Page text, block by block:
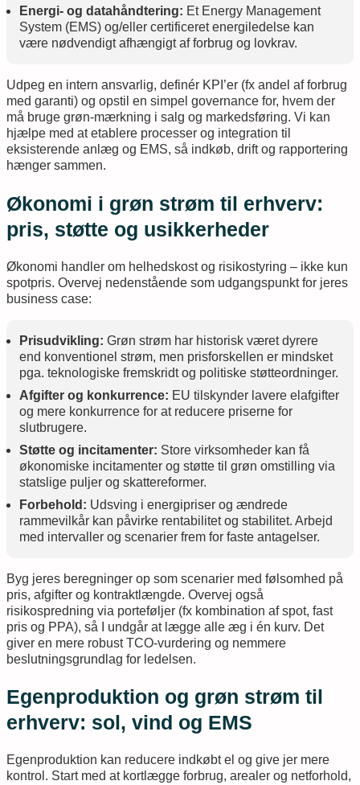
Energi- og datahåndtering: Et Energy Management
System (EMS) og/eller certificeret energiledelse kan
være nødvendigt afhængigt af forbrug og lovkrav.
Udpeg en intern ansvarlig, definér KPI’er (fx andel af forbrug
med garanti) og opstil en simpel governance for, hvem der
må bruge grøn-mærkning i salg og markedsføring. Vi kan
hjælpe med at etablere processer og integration til
eksisterende anlæg og EMS, så indkøb, drift og rapportering
hænger sammen.
Økonomi i grøn strøm til erhverv:
pris, støtte og usikkerheder
Økonomi handler om helhedskost og risikostyring – ikke kun
spotpris. Overvej nedenstående som udgangspunkt for jeres
business case:
Prisudvikling: Grøn strøm har historisk været dyrere
end konventionel strøm, men prisforskellen er mindsket
pga. teknologiske fremskridt og politiske støtteordninger.
Afgifter og konkurrence: EU tilskynder lavere elafgifter
og mere konkurrence for at reducere priserne for
slutbrugere.
Støtte og incitamenter: Store virksomheder kan få
økonomiske incitamenter og støtte til grøn omstilling via
statslige puljer og skattereformer.
Forbehold: Udsving i energipriser og ændrede
rammevilkår kan påvirke rentabilitet og stabilitet. Arbejd
med intervaller og scenarier frem for faste antagelser.
Byg jeres beregninger op som scenarier med følsomhed på
pris, afgifter og kontraktlængde. Overvej også
risikospredning via porteføljer (fx kombination af spot, fast
pris og PPA), så I undgår at lægge alle æg i én kurv. Det
giver en mere robust TCO-vurdering og nemmere
beslutningsgrundlag for ledelsen.
Egenproduktion og grøn strøm til
erhverv: sol, vind og EMS
Egenproduktion kan reducere indkøbt el og give jer mere
kontrol. Start med at kortlægge forbrug, arealer og netforhold,